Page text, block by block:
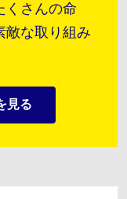
くさんの命
敵な取り組み
見る